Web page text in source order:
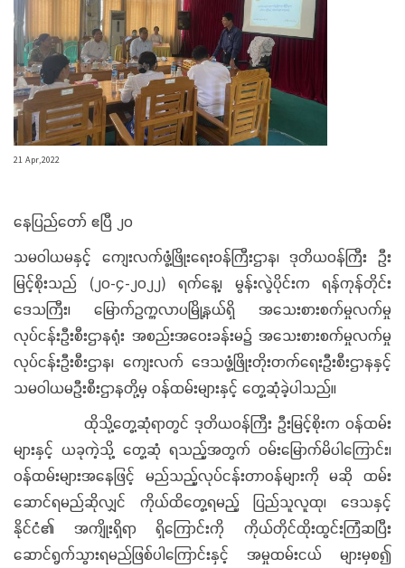
21 Apr,2022
နေပြည်တော် ဧပြီ ၂၀
သမဝါယမနှင့် ကျေးလက်ဖွံ့ဖြိုးရေးဝန်ကြီးဌာန၊ ဒုတိယဝန်ကြီး ဦး
မြင့်စိုးသည် (၂၀-၄-၂၀၂၂) ရက်နေ့၊ မွန်းလွဲပိုင်းက ရန်ကုန်တိုင်း
ဒေသကြီး၊ မြောက်ဥက္ကလာပမြို့နယ်ရှိ အသေးစားစက်မှုလက်မှု
လုပ်ငန်းဦးစီးဌာနရုံး အစည်းအဝေးခန်းမ၌ အသေးစားစက်မှုလက်မှု
လုပ်ငန်းဦးစီးဌာန၊ ကျေးလက်‌ ဒေသဖွံ့ဖြိုးတိုးတက်ရေးဦးစီးဌာနနှင့်
သမဝါယမဦးစီးဌာနတို့မှ ဝန်ထမ်းများနှင့် တွေ့ဆုံခဲ့ပါသည်။
ထိုသို့တွေ့ဆုံရာတွင် ဒုတိယဝန်ကြီး ဦးမြင့်စိုးက ဝန်ထမ်း
များနှင့် ယခုကဲ့သို့ တွေ့ဆုံ ရသည့်အတွက် ဝမ်းမြောက်မိပါကြောင်း၊
ဝန်ထမ်းများအနေဖြင့် မည်သည့်လုပ်ငန်းတာဝန်များကို မဆို ထမ်း
ဆောင်ရမည်ဆိုလျှင် ကိုယ်ထိတွေ့ရမည့် ပြည်သူလူထု၊ ဒေသနှင့်
နိုင်ငံ၏ အကျိုးရှိရာ ရှိကြောင်းကို ကိုယ်တိုင်ထိုးထွင်းကြံဆပြီး
ဆောင်ရွက်သွားရမည်ဖြစ်ပါကြောင်းနှင့် အမှုထမ်းငယ် များမှစ၍